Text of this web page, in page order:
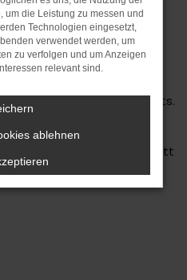
ist das hohe
Effizienz der Motoren.
Gebrauchtwagen für
kaufen, profitieren Sie
Jedes
Verkauf eine Fülle an Tests.
wenn keinerlei Mängel
durch die hohe
Kfz-Meisterwerkstatt
um die Leistung zu messen und
Technologien eingesetzt,
verwendet werden, um
zu verfolgen und um Anzeigen
relevant sind.
ablehnen